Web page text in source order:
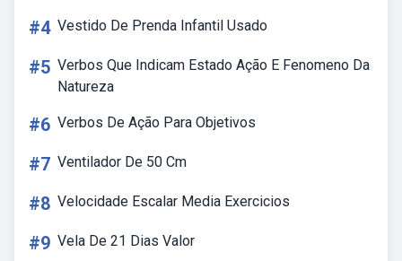
#4 Vestido De Prenda Infantil Usado
#5 Verbos Que Indicam Estado Ação E Fenomeno Da
Natureza
#6 Verbos De Ação Para Objetivos
#7 Ventilador De 50 Cm
#8 Velocidade Escalar Media Exercicios
#9 Vela De 21 Dias Valor